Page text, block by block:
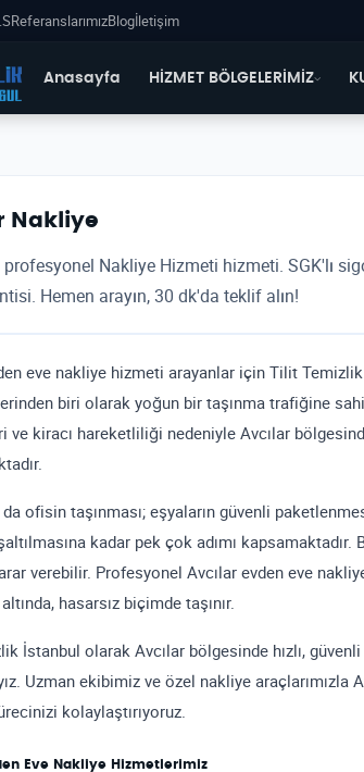
ReferanslarımızBlogİletişim
Anasayfa HİZMET BÖLGELERİMİZ
Nakliye
profesyonel Nakliye Hizmeti hizmeti. SGK'lı
Hemen arayın, 30 dk'da teklif alın!
eve nakliye hizmeti arayanlar için Tilit
biri olarak yoğun bir taşınma trafiğine
ve kiracı hareketliliği nedeniyle Avcılar
ofisin taşınması; eşyaların güvenli
kadar pek çok adımı
verebilir. Profesyonel Avcılar evden eve
hasarsız biçimde taşınır.
İstanbul olarak Avcılar bölgesinde hızlı,
Uzman ekibimiz ve özel nakliye araçlarımızla
kolaylaştırıyoruz.
Eve Nakliye Hizmetlerimiz